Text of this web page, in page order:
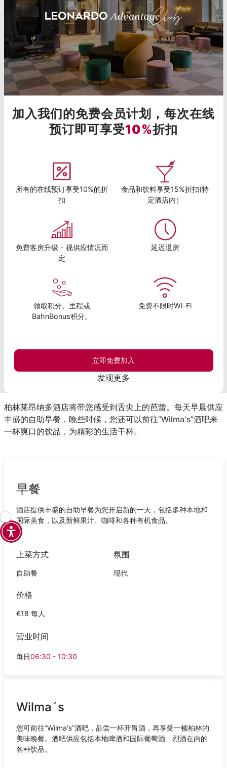
加入我们的免费会员计划，每次在线
预订即可享受10%折扣
所有的在线预订享受10%的折
扣
食品和饮料享受15%折扣(特
定酒店内）
免费客房升级 - 视供应情况而
定
延迟退房
领取积分、里程或
BahnBonus积分。
免费不限时Wi-Fi
立即免费加入
发现更多
柏林莱昂纳多酒店将带您感受到舌尖上的芭蕾。每天早晨供应
丰盛的自助早餐，晚些时候，您还可以前往“Wilma's”酒吧来
一杯爽口的饮品，为精彩的生活干杯。
早餐
酒店提供丰盛的自助早餐为您开启新的一天，包括多种本地和
国际美食，以及新鲜果汁、咖啡和各种有机食品。
上菜方式
自助餐
氛围
现代
价格
€18 每人
营业时间
每日06:30 - 10:30
Wilma´s
您可前往“Wilma's”酒吧，品尝一杯开胃酒，再享受一顿柏林的
美味晚餐。酒吧供应包括本地啤酒和国际葡萄酒、烈酒在内的
各种饮品。